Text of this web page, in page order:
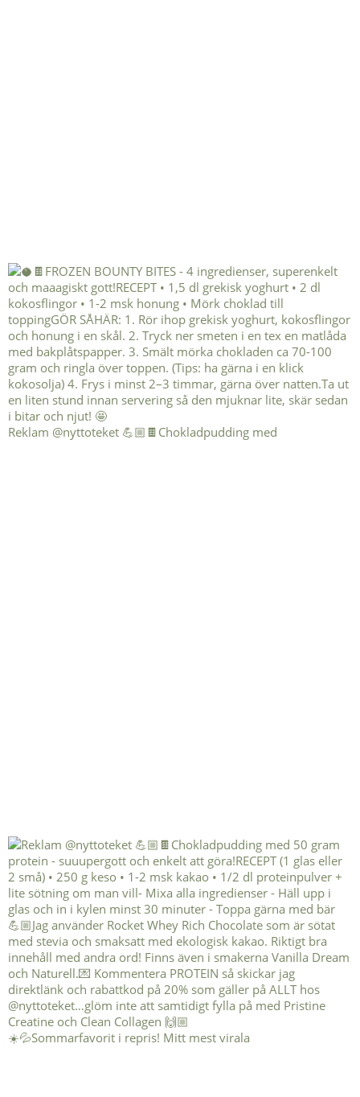
Reklam @nyttoteket 💪🏼🍫Chokladpudding med
☀️💦Sommarfavorit i repris! Mitt mest virala